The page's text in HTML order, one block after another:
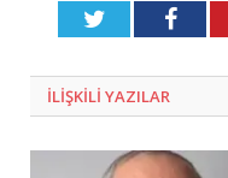
Twitter
ILIŞKILI YAZILAR